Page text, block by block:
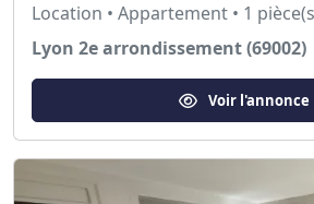
Location • Appartement • 1
Lyon 2e arrondissement (69002)
Voir l'annonce